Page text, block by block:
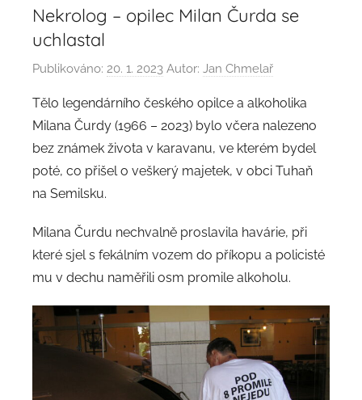
Nekrolog – opilec Milan Čurda se
uchlastal
Publikováno: 20. 1. 2023 Autor: Jan Chmelař
Tělo legendárního českého opilce a alkoholika
Milana Čurdy (1966 – 2023) bylo včera nalezeno
bez známek života v karavanu, ve kterém bydel
poté, co přišel o veškerý majetek, v obci Tuhaň
na Semilsku.
Milana Čurdu nechvalně proslavila havárie, při
které sjel s fekálním vozem do příkopu a policisté
mu v dechu naměřili osm promile alkoholu.